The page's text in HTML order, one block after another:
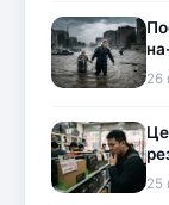
26
25